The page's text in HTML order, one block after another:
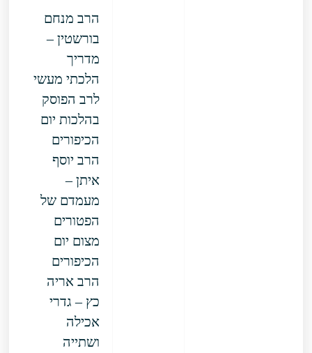
הרב מנחם
בורשטין –
מדריך
הלכתי מעשי
לרב הפוסק
בהלכות יום
הכיפורים
הרב יוסף
איתן –
מעמדם של
הפטורים
מצום יום
הכיפורים
הרב אריה
כץ – גדרי
אכילה
ושתייה